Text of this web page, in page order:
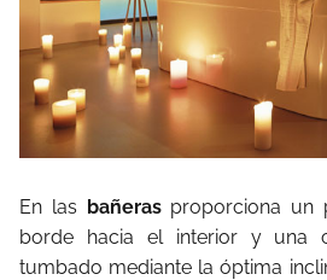
En las bañeras proporciona un
borde hacia el interior y una
tumbado mediante la óptima